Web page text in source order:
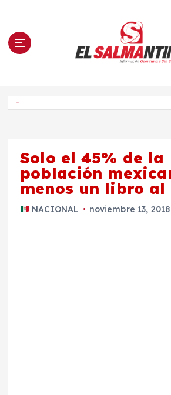
n El Salmantino -
Solo el 45% de la
población
menos un libro al
NACIONAL noviembre 13, 2018